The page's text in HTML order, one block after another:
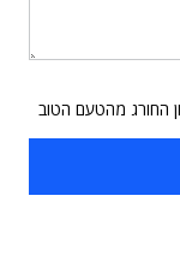
החורג מהטעם הטוב